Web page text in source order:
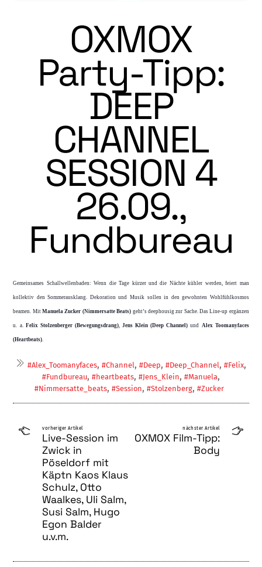
OXMOX
Party-Tipp:
DEEP
CHANNEL
SESSION 4
26.09.,
Fundbureau
Gemeinsames Schallwellenbaden: Wenn die Tage kürzer und die Nächte kühler werden, feiert man
kollektiv den Sommerausklang. Dekoration und Musik sollen in den gewohn­ten Wohlfühlkosmos
beamen. MitManuela Zucker (Nimmersatte Beats) geht’s deep­housig zur Sache. Das Line-up ergänzen
u. a. Felix Stolzenberger (Bewegungsdrang), Je­ns Klein (Deep Channel) und Alex Tooma­nyfaces
(Heartbeats)
#Alex_Toomanyfaces, #Channel, #Deep, #Deep_Channel, #Felix,
#Fundbureau, #heartbeats, #Jens_Klein, #Manuela,
#Nimmersatte_beats, #Session, #Stolzenberg, #Zucker
vorheriger Artikel
Live-Session im
Zwick in
Pöseldorf mit
Käptn Kaos Klaus
Schulz, Otto
Waalkes, Uli Salm,
Susi Salm, Hugo
Egon Balder
u.v.m.
nächster Artikel
OXMOX Film-Tipp:
Body